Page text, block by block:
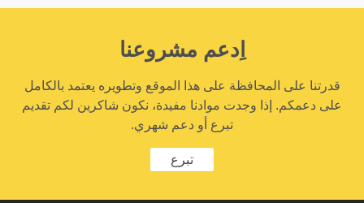
اِدعم مشروعنا
قدرتنا على المحافظة على هذا الموقع وتطويره يعتمد بالكامل
على دعمكم. إذا وجدت موادنا مفيدة، نكون شاكرين لكم تقديم
تبرع أو دعم شهري.
تبرع